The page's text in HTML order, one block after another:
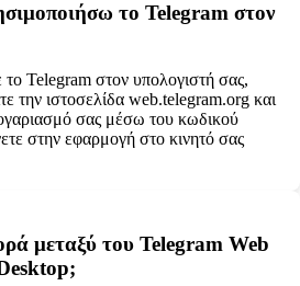
το Telegram στον
το Telegram στον υπολογιστή σας,
την ιστοσελίδα web.telegram.org και
σας μέσω του κωδικού
στην εφαρμογή στο κινητό σας
μεταξύ του Telegram Web